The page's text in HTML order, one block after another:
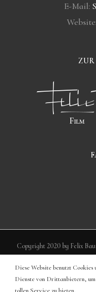
E-Mail:
Website:
ZUR
Copyright 2020 by Felix
Diese Website benutzt Cookies
Dienste von Drittanbietern,